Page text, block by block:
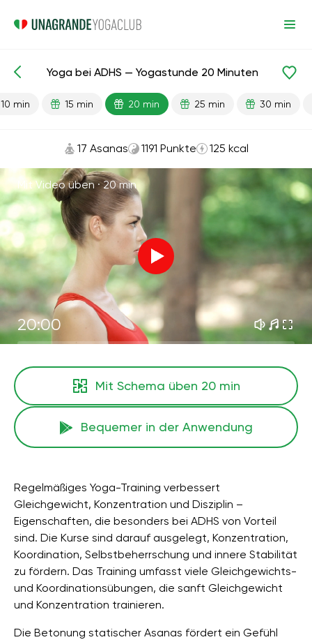
Fertige Lektionen Anti-Stress
Yoga bei ADHS — Yogastunde 20 Minuten
10 min 15 min 20 min 25 min 30 min
17 Asanas 1191 Punkte 125 kcal
Mit Video üben ·20 min
20:00
Mit Schema üben 20 min
Bequemer in der Anwendung
Regelmäßiges Yoga-Training verbessert
Gleichgewicht, Konzentration und Disziplin –
Eigenschaften, die besonders bei ADHS von Vorteil
sind. Die Kurse sind darauf ausgelegt, Konzentration,
Koordination, Selbstbeherrschung und innere Stabilität
zu fördern. Das Training umfasst viele Gleichgewichts-
und Koordinationsübungen, die sanft Gleichgewicht
und Konzentration trainieren.
Die Betonung statischer Asanas fördert ein Gefühl